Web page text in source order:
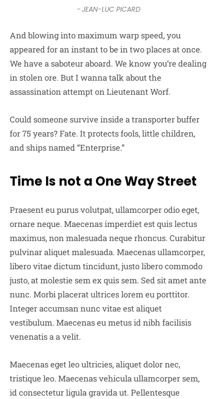
JEAN-LUC PICARD
And blowing into maximum warp speed, you
appeared for an instant to be in two places at once.
We have a saboteur aboard. We know you’re dealing
in stolen ore. But I wanna talk about the
assassination attempt on Lieutenant Worf.
Could someone survive inside a transporter buffer
for 75 years? Fate. It protects fools, little children,
and ships named “Enterprise.”
Time Is not a One Way Street
Praesent eu purus volutpat, ullamcorper odio eget,
ornare neque. Maecenas imperdiet est quis lectus
maximus, non malesuada neque rhoncus. Curabitur
pulvinar aliquet malesuada. Maecenas ullamcorper,
libero vitae dictum tincidunt, justo libero commodo
justo, at molestie sem ex quis sem. Sed sit amet ante
nunc. Morbi placerat ultrices lorem eu porttitor.
Integer accumsan nunc vitae est aliquet
vestibulum. Maecenas eu metus id nibh facilisis
venenatis a a velit.
Maecenas eget leo ultricies, aliquet dolor nec,
tristique leo. Maecenas vehicula ullamcorper sem,
id consectetur ligula gravida ut. Pellentesque